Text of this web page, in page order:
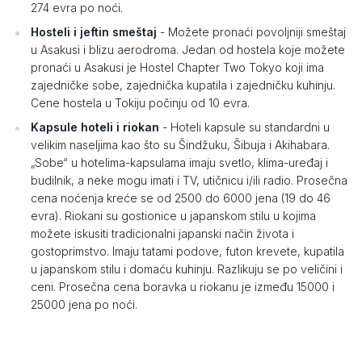
274 evra po noći.
Hosteli i jeftin smeštaj - Možete pronaći povoljniji smeštaj
u Asakusi i blizu aerodroma. Jedan od hostela koje možete
pronaći u Asakusi je Hostel Chapter Two Tokyo koji ima
zajedničke sobe, zajednička kupatila i zajedničku kuhinju.
Cene hostela u Tokiju počinju od 10 evra.
Kapsule hoteli i riokan - Hoteli kapsule su standardni u
velikim naseljima kao što su Šindžuku, Šibuja i Akihabara.
„Sobe“ u hotelima-kapsulama imaju svetlo, klima-uređaj i
budilnik, a neke mogu imati i TV, utičnicu i/ili radio. Prosečna
cena noćenja kreće se od 2500 do 6000 jena (19 do 46
evra). Riokani su gostionice u japanskom stilu u kojima
možete iskusiti tradicionalni japanski način života i
gostoprimstvo. Imaju tatami podove, futon krevete, kupatila
u japanskom stilu i domaću kuhinju. Razlikuju se po veličini i
ceni. Prosečna cena boravka u riokanu je između 15000 i
25000 jena po noći.